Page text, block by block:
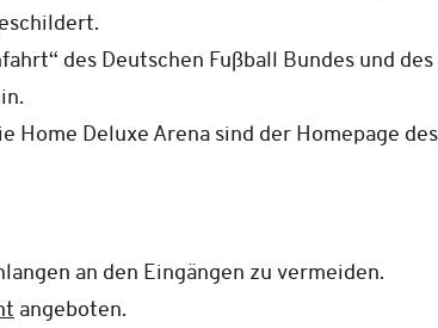
des Deutschen Fußball Bundes und
Deluxe Arena sind der Homepage
an den Eingängen zu vermeiden.
angeboten.